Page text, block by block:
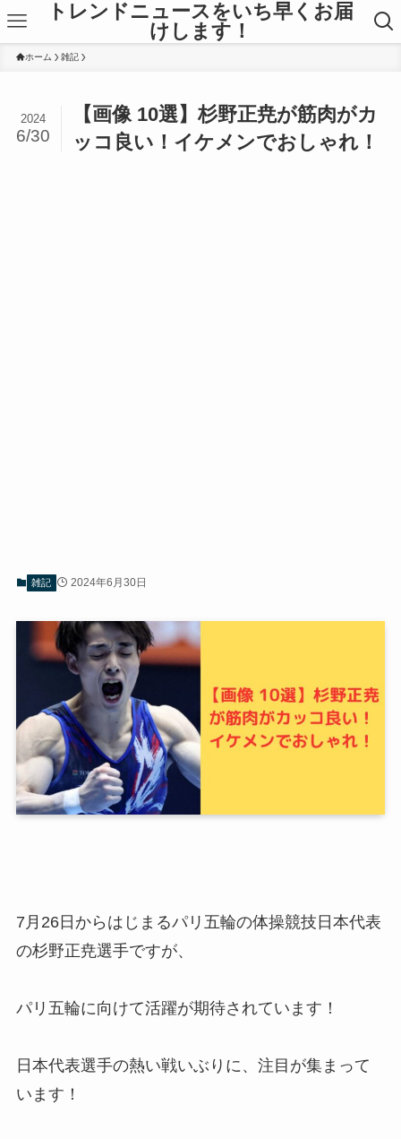
トレンドニュースをいち早くお届
けします！
ホーム 雑記
【画像 10選】杉野正尭が筋肉がカ
ッコ良い！イケメンでおしゃれ！
2024
6/30
雑記 2024年6月30日
7月26日からはじまるパリ五輪の体操競技日本代表
の杉野正尭選手ですが、
パリ五輪に向けて活躍が期待されています！
日本代表選手の熱い戦いぶりに、注目が集まって
います！